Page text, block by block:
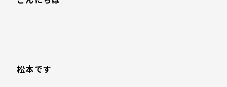
松本です